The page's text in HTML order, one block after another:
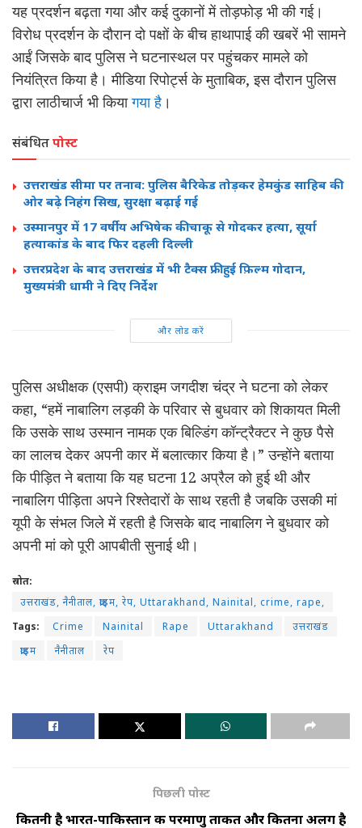
यह प्रदर्शन बढ़ता गया और कई दुकानों में तोड़फोड़ भी की गई।
विरोध प्रदर्शन के दौरान दो पक्षों के बीच हाथापाई की खबरें भी सामने
आईं जिसके बाद पुलिस ने घटनास्थल पर पहुंचकर मामले को
नियंत्रित किया है। मीडिया रिपोर्ट्स के मुताबिक, इस दौरान पुलिस
द्वारा लाठीचार्ज भी कियागया है ।
संबंधितपोस्ट
उत्तराखंड सीमा पर तनाव: पुलिस बैरिकेड तोड़कर हेमकुंड साहिब की
ओर बढ़े निहंग सिख, सुरक्षा बढ़ाई गई
उस्मानपुर में 17 वर्षीय अभिषेक की चाकू से गोदकर हत्या, सूर्या
हत्याकांड के बाद फिर दहली दिल्ली
उत्तरप्रदेश के बाद उत्तराखंड में भी टैक्स फ्री हुई फ़िल्म गोदान,
मुख्यमंत्री धामी ने दिए निर्देश
और लोड करें
पुलिस अधीक्षक (एसपी) क्राइम जगदीश चंद्र ने घटना को लेकर
कहा, “हमें नाबालिग लड़की के परिवार से बुधवार को शिकायत मिली
कि उसके साथ उस्मान नामक एक बिल्डिंग कॉन्ट्रैक्टर ने कुछ पैसे
का लालच देकर अपनी कार में बलात्कार किया है।” उन्होंने बताया
कि पीड़ित ने बताया कि यह घटना 12 अप्रैल को हुई थी और
नाबालिग पीड़िता अपने रिश्तेदारों के साथ रहती है जबकि उसकी मां
यूपी के संभल जिले में रहती है जिसके बाद नाबालिग ने बुधवार को
अपनी मां को पूरी आपबीती सुनाई थी।
स्रोत:
उत्तराखंड, नैनीताल, क्राइम, रेप, Uttarakhand, Nainital, crime, rape,
Tags:
Crime Nainital Rape Uttarakhand
उत्तराखंड
क्राइम
नैनीताल रेप
पिछली पोस्ट
कितनी है भारत-पाकिस्तान की परमाणु ताकत और कितना अलग है